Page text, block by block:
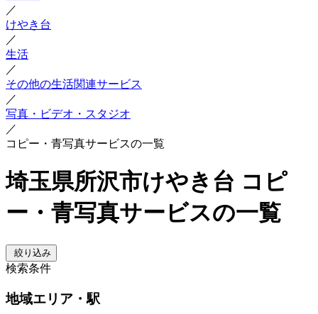
／
けやき台
／
生活
／
その他の生活関連サービス
／
写真・ビデオ・スタジオ
／
コピー・青写真サービスの一覧
埼玉県所沢市けやき台 コピ
ー・青写真サービスの一覧
絞り込み
検索条件
地域エリア・駅